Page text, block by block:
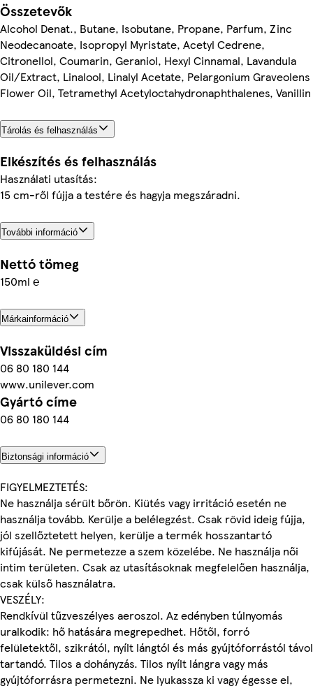
Összetevők
Alcohol Denat., Butane, Isobutane, Propane, Parfum, Zinc
Neodecanoate, Isopropyl Myristate, Acetyl Cedrene,
Citronellol, Coumarin, Geraniol, Hexyl Cinnamal, Lavandula
Oil/Extract, Linalool, Linalyl Acetate, Pelargonium Graveolens
Flower Oil, Tetramethyl Acetyloctahydronaphthalenes, Vanillin
Tárolás és felhasználás
Elkészítés és felhasználás
Használati utasítás:
15 cm-ről fújja a testére és hagyja megszáradni.
További információ
Nettó tömeg
150ml ℮
Márkainformáció
Visszaküldési cím
06 80 180 144
www.unilever.com
Gyártó címe
06 80 180 144
Biztonsági információ
FIGYELMEZTETÉS:
Ne használja sérült bőrön. Kiütés vagy irritáció esetén ne
használja tovább. Kerülje a belélegzést. Csak rövid ideig fújja,
jól szellőztetett helyen, kerülje a termék hosszantartó
kifújását. Ne permetezze a szem közelébe. Ne használja női
intim területen. Csak az utasításoknak megfelelően használja,
csak külső használatra.
VESZÉLY:
Rendkívül tűzveszélyes aeroszol. Az edényben túlnyomás
uralkodik: hő hatására megrepedhet. Hőtől, forró
felületektől, szikrától, nyílt lángtól és más gyújtóforrástól távol
tartandó. Tilos a dohányzás. Tilos nyílt lángra vagy más
gyújtóforrásra permetezni. Ne lyukassza ki vagy égesse el,